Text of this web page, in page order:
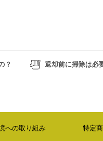
？ 返却前に掃除は必
への取り組み 特定